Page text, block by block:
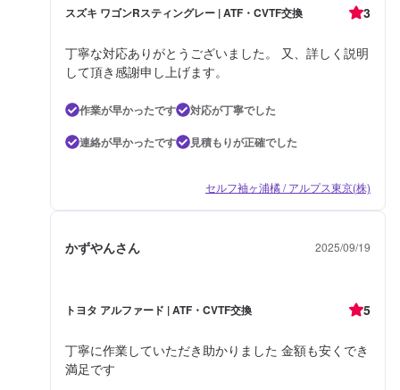
スズキ ワゴンRスティングレー | ATF・CVTF交換 3
丁寧な対応ありがとうございました。 又、詳しく説明
して頂き感謝申し上げます。
作業が早かったです
対応が丁寧でした
連絡が早かったです
見積もりが正確でした
セルフ袖ヶ浦橘 / アルプス東京(株)
かずやんさん 2025/09/19
トヨタ アルファード | ATF・CVTF交換 5
丁寧に作業していただき助かりました 金額も安くでき
満足です